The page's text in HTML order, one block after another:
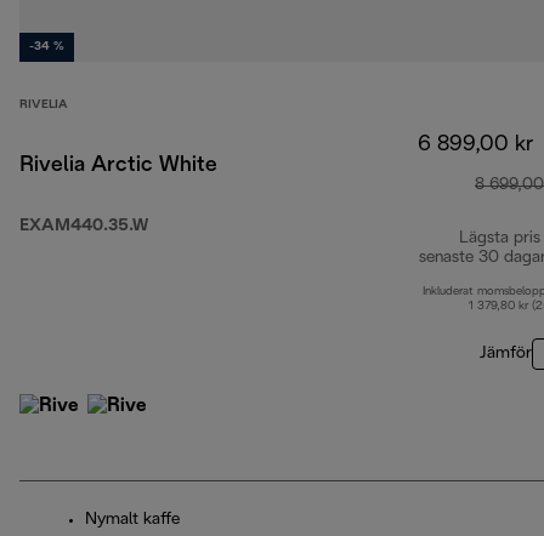
-34 %
RIVELIA
Rivelia Arctic White
EXAM440.35.W
6 899,00 kr
8
Lägsta pris
senaste 30
Inkluderat
1 379,80 kr
Jämför
Nymalt kaffe